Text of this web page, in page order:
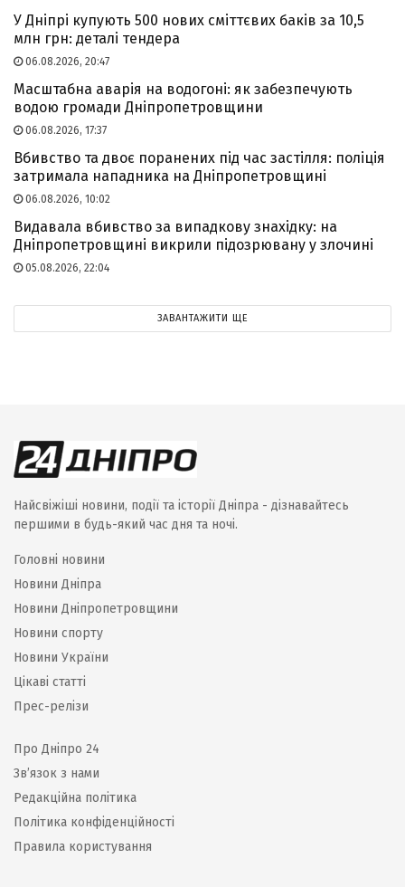
У Дніпрі купують 500 нових сміттєвих баків за 10,5
млн грн: деталі тендера
06.08.2026, 20:47
Масштабна аварія на водогоні: як забезпечують
водою громади Дніпропетровщини
06.08.2026, 17:37
Вбивство та двоє поранених під час застілля: поліція
затримала нападника на Дніпропетровщині
06.08.2026, 10:02
Видавала вбивство за випадкову знахідку: на
Дніпропетровщині викрили підозрювану у злочині
05.08.2026, 22:04
ЗАВАНТАЖИТИ ЩЕ
Найсвіжіші новини, події та історії Дніпра - дізнавайтесь
першими в будь-який час дня та ночі.
Головні новини
Новини Дніпра
Новини Дніпропетровщини
Новини спорту
Новини України
Цікаві статті
Прес-релізи
Про Дніпро 24
Зв’язок з нами
Редакційна політика
Політика конфіденційності
Правила користування